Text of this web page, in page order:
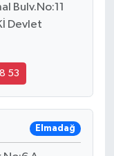
Bulv.No:11
Devlet
53
Elmadağ